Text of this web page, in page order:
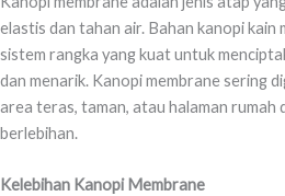
elastis dan tahan air. Bahan kanopi kain
sistem rangka yang kuat untuk
dan menarik. Kanopi membrane sering
area teras, taman, atau halaman rumah
berlebihan.
Kelebihan Kanopi Membrane